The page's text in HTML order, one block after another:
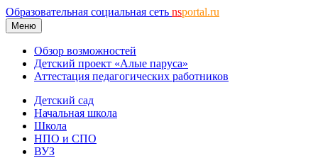
Образовательная социальная сеть nsportal.ru
Меню
Обзор возможностей
Детский проект «Алые паруса»
Аттестация педагогических работников
Детский сад
Начальная школа
Школа
НПО и СПО
ВУЗ